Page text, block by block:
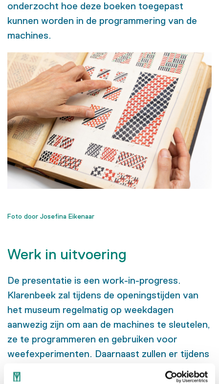
onderzocht hoe deze boeken toegepast
kunnen worden in de programmering van de
machines.
Foto door Josefina Eikenaar
Werk in uitvoering
De presentatie is een work-in-progress.
Klarenbeek zal tijdens de openingstijden van
het museum regelmatig op weekdagen
aanwezig zijn om aan de machines te sleutelen,
ze te programmeren en gebruiken voor
weefexperimenten. Daarnaast zullen er tijdens